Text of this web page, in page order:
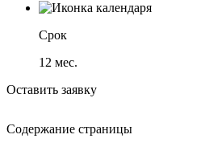
Срок
12 мес.
Оставить заявку
Содержание страницы